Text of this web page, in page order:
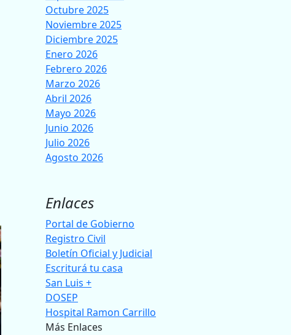
Octubre 2025
Noviembre 2025
Diciembre 2025
Enero 2026
Febrero 2026
Marzo 2026
Abril 2026
Mayo 2026
Junio 2026
Julio 2026
Agosto 2026
Enlaces
Portal de Gobierno
Registro Civil
Boletín Oficial y Judicial
Escriturá tu casa
San Luis +
DOSEP
Hospital Ramon Carrillo
Más Enlaces